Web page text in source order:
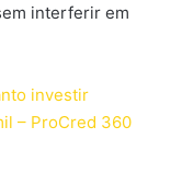
interferir em
investir
– ProCred 360